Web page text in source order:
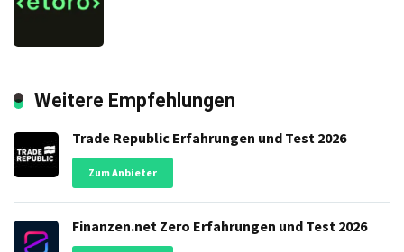
Weitere Empfehlungen
Trade Republic Erfahrungen und Test 2026
Zum Anbieter
Finanzen.net Zero Erfahrungen und Test 2026